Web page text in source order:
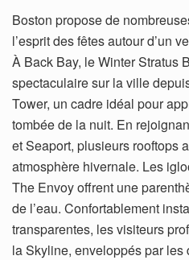
Boston propose de
l’esprit des fêtes autour d’un
À Back Bay, le Winter Stratus
spectaculaire sur la ville
Tower, un cadre idéal pour
tombée de la nuit. En
et Seaport, plusieurs rooftops
atmosphère hivernale. Les
The Envoy offrent une
de l’eau. Confortablement
transparentes, les visiteurs
la Skyline, enveloppés par